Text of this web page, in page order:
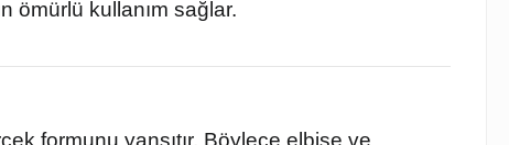
ömürlü kullanım sağlar.
formunu yansıtır. Böylece elbise ve